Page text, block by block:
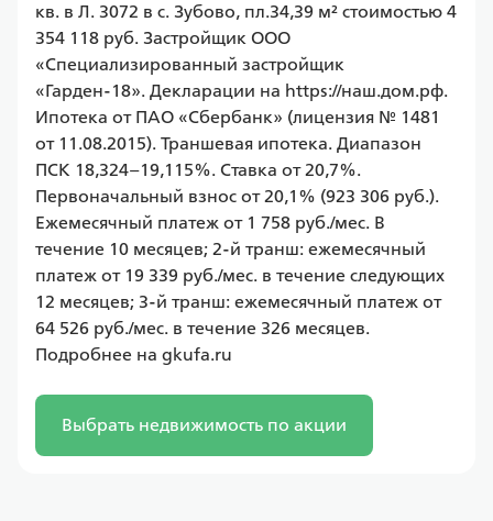
кв. в Л. 3072 в с. Зубово, пл.34,39 м² стоимостью 4
354 118 руб. Застройщик ООО
«Специализированный застройщик
«Гарден-18». Декларации на https://наш.дом.рф.
Ипотека от ПАО «Сбербанк» (лицензия № 1481
от 11.08.2015). Траншевая ипотека. Диапазон
ПСК 18,324–19,115%. Ставка от 20,7%.
Первоначальный взнос от 20,1% (923 306 руб.).
Ежемесячный платеж от 1 758 руб./мес. В
течение 10 месяцев; 2-й транш: ежемесячный
платеж от 19 339 руб./мес. в течение следующих
12 месяцев; 3-й транш: ежемесячный платеж от
64 526 руб./мес. в течение 326 месяцев.
Подробнее на gkufa.ru
Выбрать недвижимость по акции